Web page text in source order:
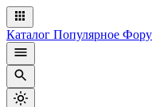
Каталог Популярное